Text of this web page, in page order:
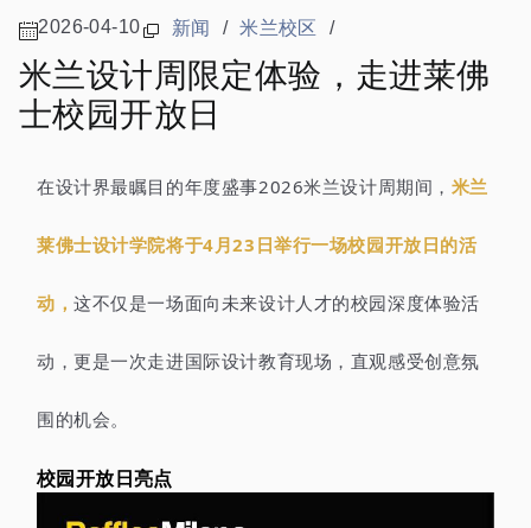
2026-04-10 新闻 / 米兰校区 /
米兰设计周限定体验，走进莱佛
士校园开放日
在设计界最瞩目的年度盛事2026米兰设计周期间， 米兰
莱佛士设计学院将于4月23日举行一场校园开放日的活
动，这不仅是一场面向未来设计人才的校园深度体验活
动，更是一次走进国际设计教育现场，直观感受创意氛
围的机会。
校园开放日亮点